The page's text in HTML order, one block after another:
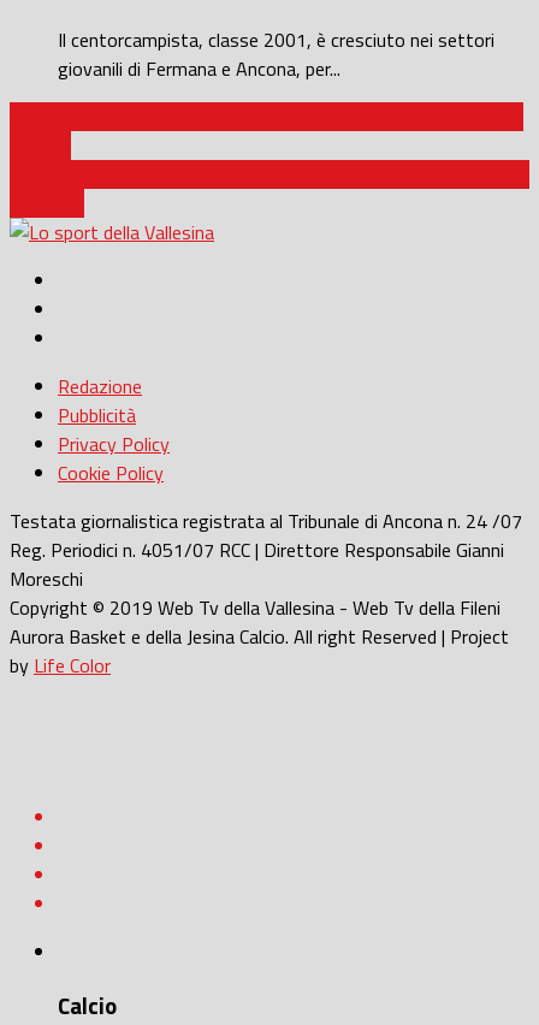
Il centorcampista, classe 2001, è cresciuto nei settori
giovanili di Fermana e Ancona, per...
Redazione
Pubblicità
Privacy Policy
Cookie Policy
Testata giornalistica registrata al Tribunale di Ancona n. 24 /07
Reg. Periodici n. 4051/07 RCC | Direttore Responsabile Gianni
Moreschi
Copyright © 2019 Web Tv della Vallesina - Web Tv della Fileni
Aurora Basket e della Jesina Calcio. All right Reserved | Project
by Life Color
Calcio